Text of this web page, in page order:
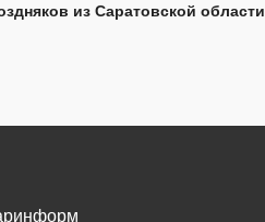
из Саратовской области